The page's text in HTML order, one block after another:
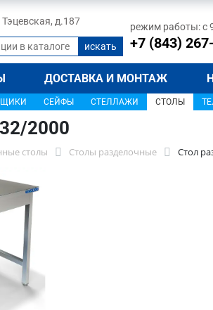
Тэцевская, д.187 режим работы: с
+7 (843)
ДОСТАВКА И МОНТАЖ
СЕЙФЫ СТЕЛЛАЖИ СТОЛЫ
2000
столы Столы разделочные Стол